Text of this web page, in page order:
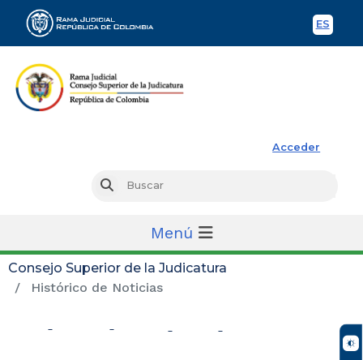
ES
Acceder
Buscar
Menú
Consejo Superior de la Judicatura
Histórico de Noticias